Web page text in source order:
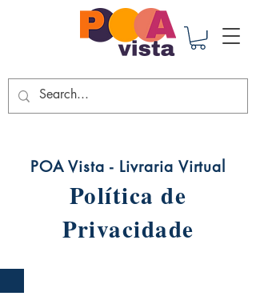
POA Vista - Livraria Virtual
Política de
Privacidade